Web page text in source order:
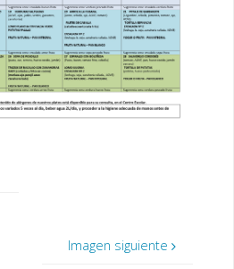
Imagen siguiente